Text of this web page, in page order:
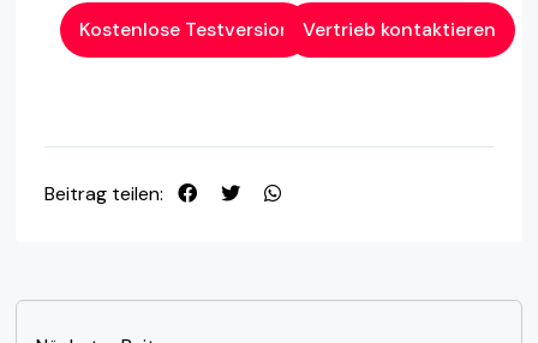
Kostenlose Testversion Vertrieb kontaktieren
Beitrag teilen: